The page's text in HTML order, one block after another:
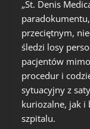
„St. Denis
przeciętnym,
śledzi losy
pacjentów
procedur i
sytuacyjny z
kuriozalne, jak i
szpitalu.